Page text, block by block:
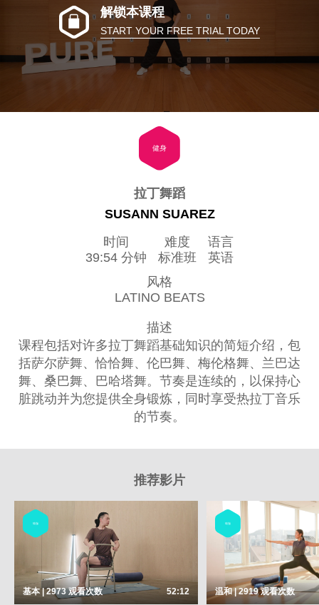
解锁本课程
START YOUR FREE TRIAL TODAY
健身
拉丁舞蹈
SUSANN SUAREZ
时间
39:54 分钟
难度
标准班
语言
英语
风格
LATINO BEATS
描述
课程包括对许多拉丁舞蹈基础知识的简短介绍，包
括萨尔萨舞、恰恰舞、伦巴舞、梅伦格舞、兰巴达
舞、桑巴舞、巴哈塔舞。节奏是连续的，以保持心
脏跳动并为您提供全身锻炼，同时享受热拉丁音乐
的节奏。
推荐影片
瑜伽
基本 | 2973观看次数 52:12
瑜伽
温和 | 2919观看次数